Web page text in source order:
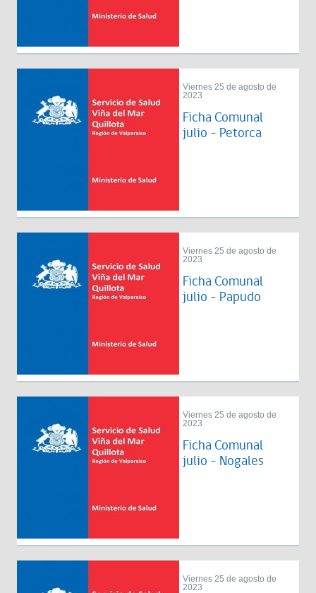
Viernes 25 de agosto de
2023
Ficha Comunal
julio - Petorca
Viernes 25 de agosto de
2023
Ficha Comunal
julio - Papudo
Viernes 25 de agosto de
2023
Ficha Comunal
julio - Nogales
Viernes 25 de agosto de
2023